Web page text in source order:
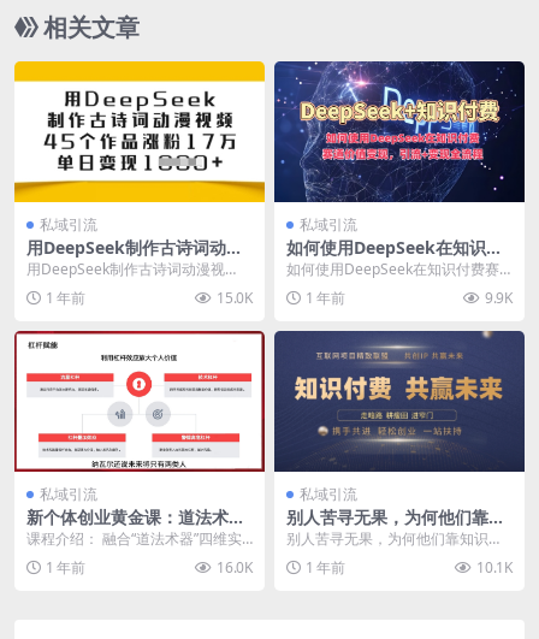
相关文章
私域引流
用DeepSeek制作古诗词动漫
视频，45个作品涨粉17万，单
日变现多张
用DeepSeek制作古诗词动漫视
频，45个作品涨粉17万，单日变现
多张 项目简...
1 年前 15.0K
私域引流
如何使用DeepSeek在知识付
费赛道价值变现，引流+变现
如何使用DeepSeek在知识付费赛
道价值变现，引流+变现全流程 今
天要给大家带...
1 年前 9.9K
私域引流
新个体创业黄金课：道法术器
四维抢占2025红利
课程介绍： 融合“道法术器”四维实
战：认知层破除暴利幻想、锁定小
红书等行业机遇，...
1 年前 16.0K
私域引流
别人苦寻无果，为何他们靠知
识付费卖项目 2025 年轻松年
别人苦寻无果，为何他们靠知识付
费卖项目 2025 年轻松年入100个?
【揭秘】 ...
1 年前 10.1K